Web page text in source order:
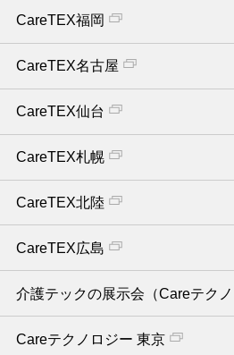
CareTEX福岡
CareTEX名古屋
CareTEX仙台
CareTEX札幌
CareTEX北陸
CareTEX広島
介護テックの展示会（Careテクノ
Careテクノロジー 東京